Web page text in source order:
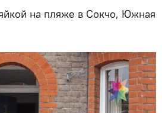
на пляже в Сокчо, Южная